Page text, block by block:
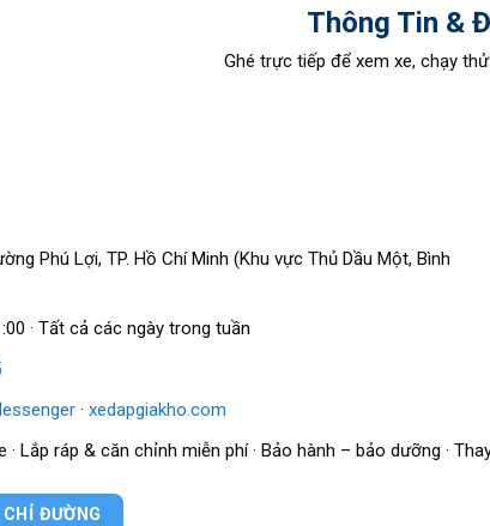
Thông Tin &
Ghé trực tiếp để xem xe, chạy
Phú Lợi, TP. Hồ Chí Minh (Khu vực Thủ Dầu Một, Bình
· Tất cả các ngày trong tuần
· xedapgiakho.com
· Lắp ráp & căn chỉnh miễn phí · Bảo hành – bảo dưỡng ·
ĐƯỜNG